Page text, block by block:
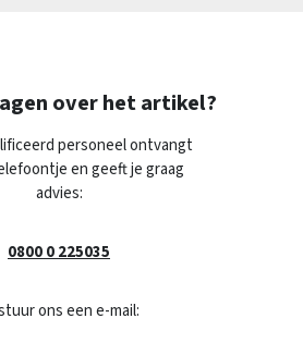
over het artikel?
personeel ontvangt
en geeft je graag
advies:
0800 0 225035
ons een e-mail: